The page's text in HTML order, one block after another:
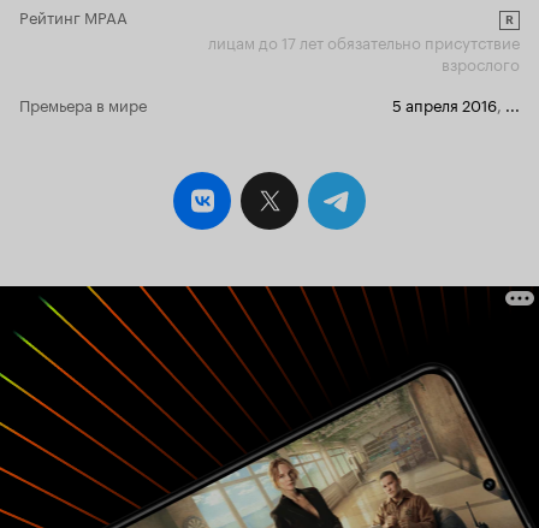
действовать без устава, потому лишь ведут
бессмысленные переговоры. Но отсчет уже
пошел, жизнь мальчика измеряется секундами.
который не намерен слушать приказов. Год
назад его сын трагично погиб, поэтому он
гнев, каждое переживание героев было
передано на экраны замечательной игрой
актеров. Чем закончиться эта волнительная и в
и море странных ощущений, смотрится на
одном дыхании, фильм на протяжении всего
времени не заставляет скучать, и даже не охота
останавливать просмотр что бы допустим
сходить за едой. Игра актёров превосходна, а
режиссёр знает своё дело и определённо у
него есть талант. Всем кому я посоветовал
просмотр фильма, недовольны не были, я
советую посмотреть людям которые любят
острый сюжет и психологию в фильмах.
Рейтинг MPAA
R
лицам до 17 лет обязательно присутствие
взрослого
Премьера в мире
5 апреля 2016